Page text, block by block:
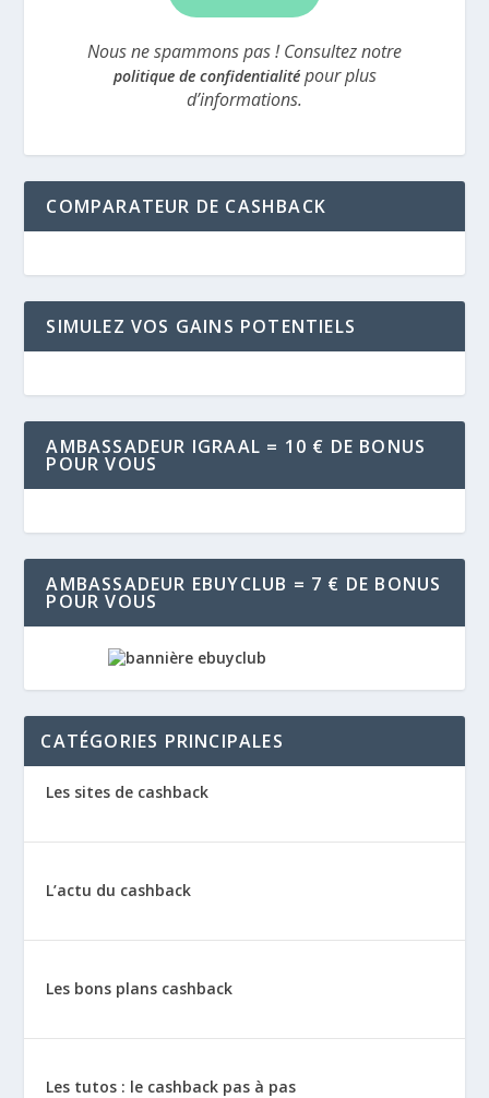
Nous ne spammons pas ! Consultez notre
politique de confidentialitépour plus
d’informations.
COMPARATEUR DE CASHBACK
SIMULEZ VOS GAINS POTENTIELS
AMBASSADEUR IGRAAL = 10 € DE BONUS
POUR VOUS
AMBASSADEUR EBUYCLUB = 7 € DE BONUS
POUR VOUS
CATÉGORIES PRINCIPALES
Les sites de cashback
L’actu du cashback
Les bons plans cashback
Les tutos : le cashback pas à pas